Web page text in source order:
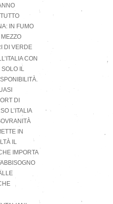
IN FUMO
MEZZO
DI VERDE
CON
SOLO IL
DI
L’ITALIA
IN
IL
IMPORTA